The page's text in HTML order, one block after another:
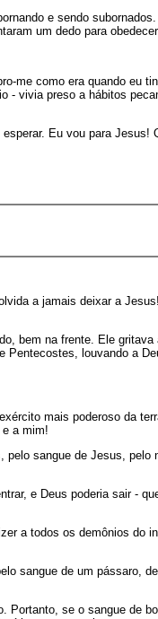
e sendo
um dedo para
me como era quando eu
- vivia preso a hábitos
Eu vou para Jesus!
a jamais deixar a
bem na frente. Ele gritava
Pentecostes, louvando a
mais poderoso da
a mim!
pelo sangue de Jesus, pelo
e Deus poderia sair -
a todos os demônios do
sangue de um pássaro,
Portanto, se o sangue de